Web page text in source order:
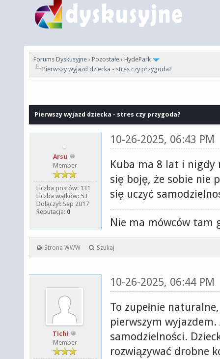
Forums Dyskusyjne › Pozostałe › HydePark
Pierwszy wyjazd dziecka - stres czy przygoda?
Pierwszy wyjazd dziecka - stres czy przygoda?
Arsu
Member
Liczba postów: 131
Liczba wątków: 53
Dołączył: Sep 2017
Reputacja: 0
10-26-2025, 06:43 PM
Kuba ma 8 lat i nigdy
się boję, że sobie nie
się uczyć
Nie ma mówców tam
Strona WWW Szukaj
Tichi
Member
10-26-2025, 06:44 PM
To zupełnie
pierwszym
samodzielności.
rozwiązywać drobne